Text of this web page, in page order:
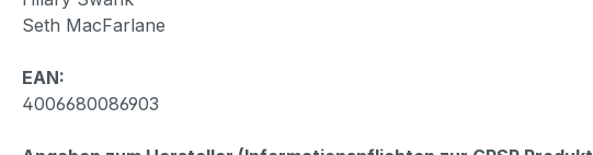
Seth MacFarlane
EAN:
4006680086903